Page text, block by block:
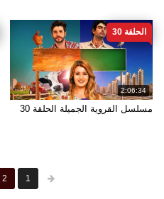
2:06:34
الحلقة 30
مسلسل القروية الجميلة الحلقة 30
1
2